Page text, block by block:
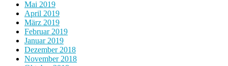
Mai 2019
April 2019
März 2019
Februar 2019
Januar 2019
Dezember 2018
November 2018